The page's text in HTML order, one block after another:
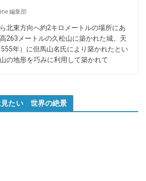
編集部
北東方向へ約2キロメートルの場所にあ
263メートルの久松山に築かれた城。天
年）に但馬山名氏により築かれたとい
の地形を巧みに利用して築かれて
見たい 世界の絶景